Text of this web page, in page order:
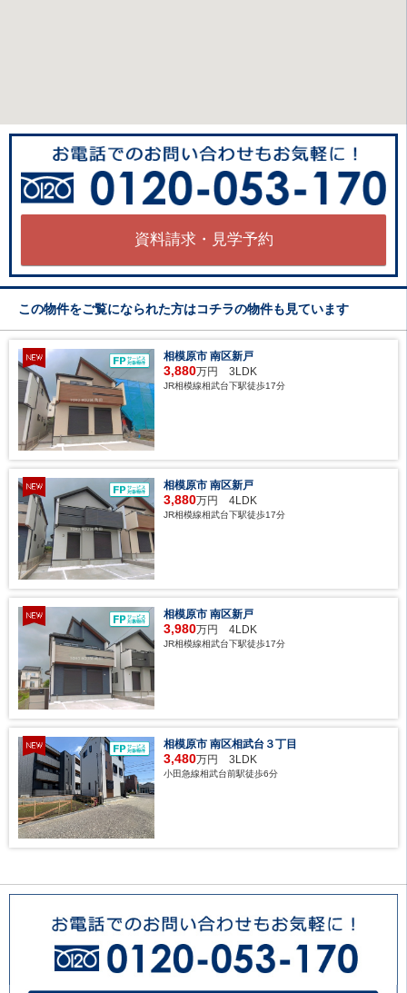
資料請求・見学予約
この物件をご覧になられた方はコチラの物件も見ています
相模原市 南区新戸
3,880万円 3LDK
JR相模線相武台下駅徒歩17分
相模原市 南区新戸
3,880万円 4LDK
JR相模線相武台下駅徒歩17分
相模原市 南区新戸
3,980万円 4LDK
JR相模線相武台下駅徒歩17分
相模原市 南区相武台３丁目
3,480万円 3LDK
小田急線相武台前駅徒歩6分